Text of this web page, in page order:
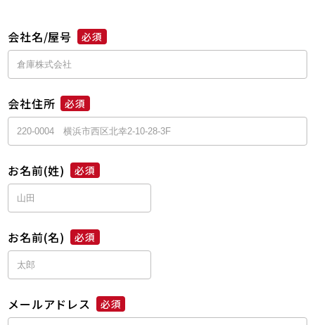
会社名/屋号 必須
会社住所 必須
お名前(姓) 必須
お名前(名) 必須
メールアドレス 必須